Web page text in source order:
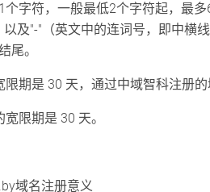
个字符，一般最低2个字符起，最
及"-"（英文中的连词号，即中横
尾。
限期是 30 天，通过中域智科注册
限期是 30 天。
域名注册意义